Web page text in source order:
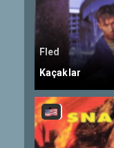
Fled
Kaçaklar